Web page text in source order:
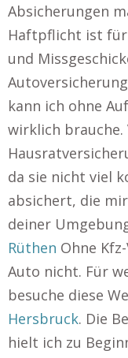
Absicherungen
Haftpflicht ist für
und
kann ich ohne
wirklich brauche.
da sie nicht viel
absichert, die
deiner
Rüthen Ohne
Auto nicht. Für
besuche diese
Hersbruck. Die
hielt ich zu